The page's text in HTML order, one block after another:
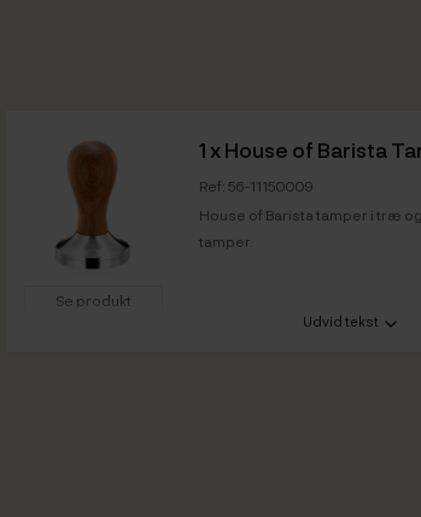
Se produkt
1 xHouse of Barista
Ref: 56-11150009
House of Barista tamper i træ
tamper.
Udvid tekst